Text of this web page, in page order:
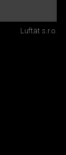
Luftät s.r.o.